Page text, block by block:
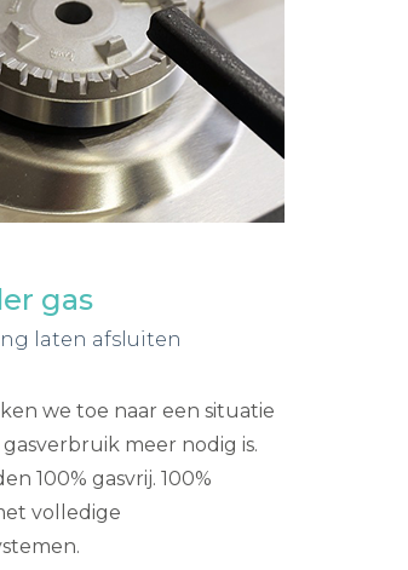
gas
laten afsluiten
we toe naar een situatie
meer nodig is.
100% gasvrij. 100%
volledige